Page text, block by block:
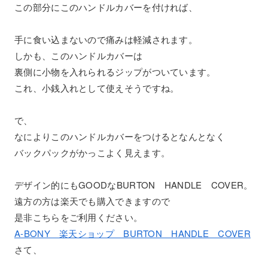
この部分にこのハンドルカバーを付ければ、
手に食い込まないので痛みは軽減されます。
しかも、このハンドルカバーは
裏側に小物を入れられるジップがついています。
これ、小銭入れとして使えそうですね。
で、
なによりこのハンドルカバーをつけるとなんとなく
バックパックがかっこよく見えます。
デザイン的にもGOODなBURTON HANDLE COVER。
遠方の方は楽天でも購入できますので
是非こちらをご利用ください。
A-BONY 楽天ショップ BURTON HANDLE COVER
さて、